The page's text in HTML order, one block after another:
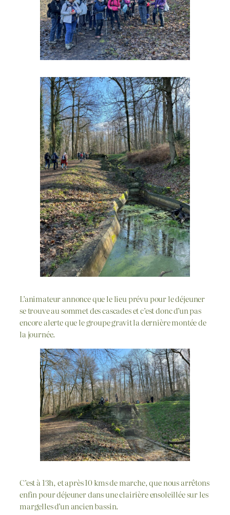
L’animateur annonce que le lieu prévu pour le déjeuner
se trouve au sommet des cascades et c’est donc d’un pas
encore alerte que le groupe gravit la dernière montée de
la journée.
C’est à 13h, et après 10 kms de marche, que nous arrêtons
enfin pour déjeuner dans une clairière ensoleillée sur les
margelles d’un ancien bassin.